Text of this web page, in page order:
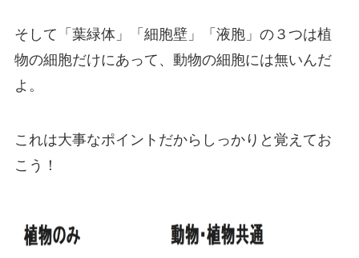
そして「葉緑体」「細胞壁」「液胞」の３つは植
物の細胞だけにあって、動物の細胞には無いんだ
よ。
これは大事なポイントだからしっかりと覚えてお
こう！